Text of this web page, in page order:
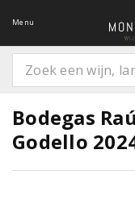
Menu
Bodegas
Godello